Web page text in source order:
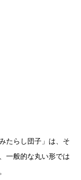
たらし団子」は、そ
一般的な丸い形では